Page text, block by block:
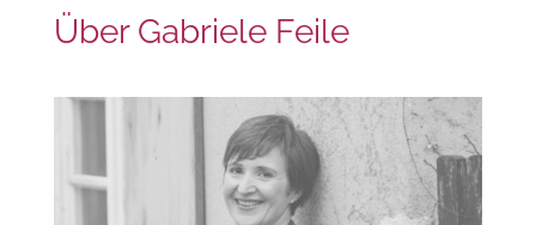
Über Gabriele Feile